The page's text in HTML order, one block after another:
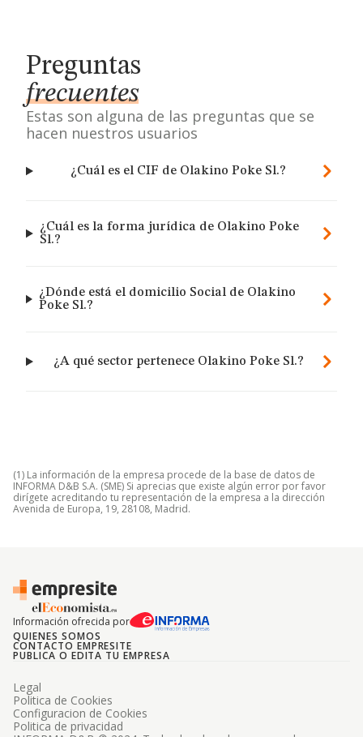
Preguntas
frecuentes
Estas son alguna de las preguntas que se
hacen nuestros usuarios
¿Cuál es el CIF de Olakino Poke Sl.?
¿Cuál es la forma jurídica de Olakino Poke
Sl.?
¿Dónde está el domicilio Social de Olakino
Poke Sl.?
¿A qué sector pertenece Olakino Poke Sl.?
(1) La información de la empresa procede de la base de datos de
INFORMA D&B S.A. (SME) Si aprecias que existe algún error por favor
dirígete acreditando tu representación de la empresa a la dirección
Avenida de Europa, 19, 28108, Madrid.
Información ofrecida por
QUIENES SOMOS
CONTACTO EMPRESITE
PUBLICA O EDITA TU EMPRESA
Legal
Politica de Cookies
Configuracion de Cookies
Politica de privacidad